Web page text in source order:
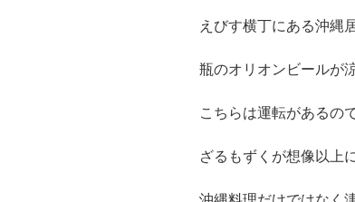
えびす横丁にある沖縄
瓶のオリオンビールが
こちらは運転があるの
ざるもずくが想像以上